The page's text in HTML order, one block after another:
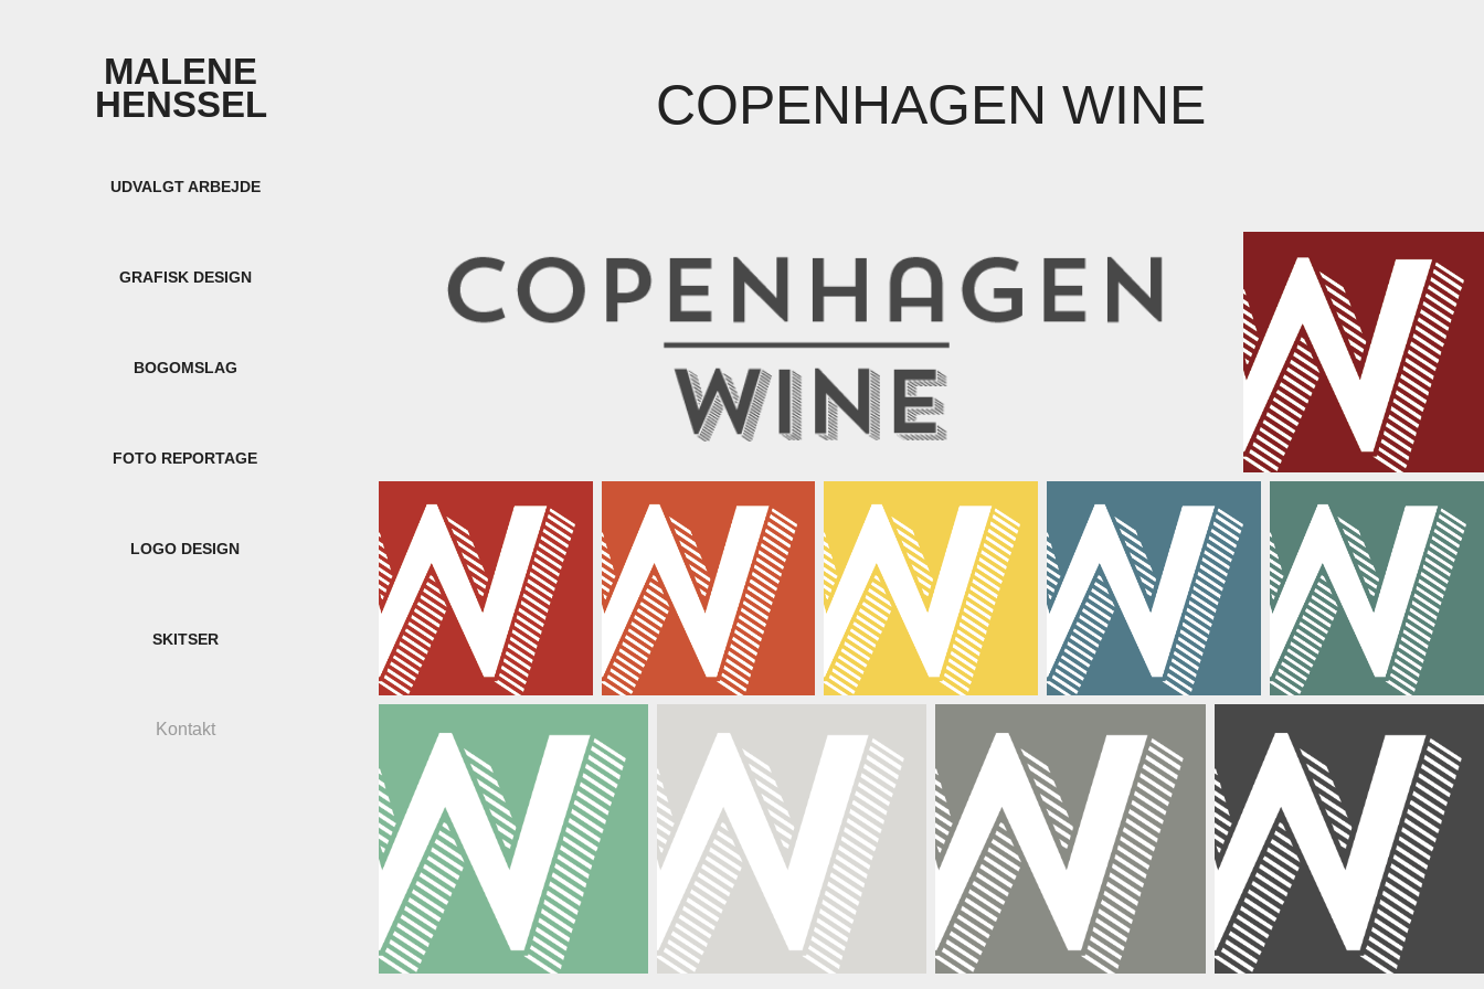
MALENE
HENSSEL
UDVALGT ARBEJDE
GRAFISK DESIGN
BOGOMSLAG
FOTO REPORTAGE
LOGO DESIGN
SKITSER
Kontakt
COPENHAGEN WINE